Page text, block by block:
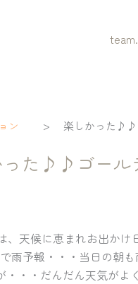
ン > 楽しかった♪♪
った♪♪ゴール
天候に恵まれお出かけ
雨予報・・・当日の朝
・・・だんだん天気が